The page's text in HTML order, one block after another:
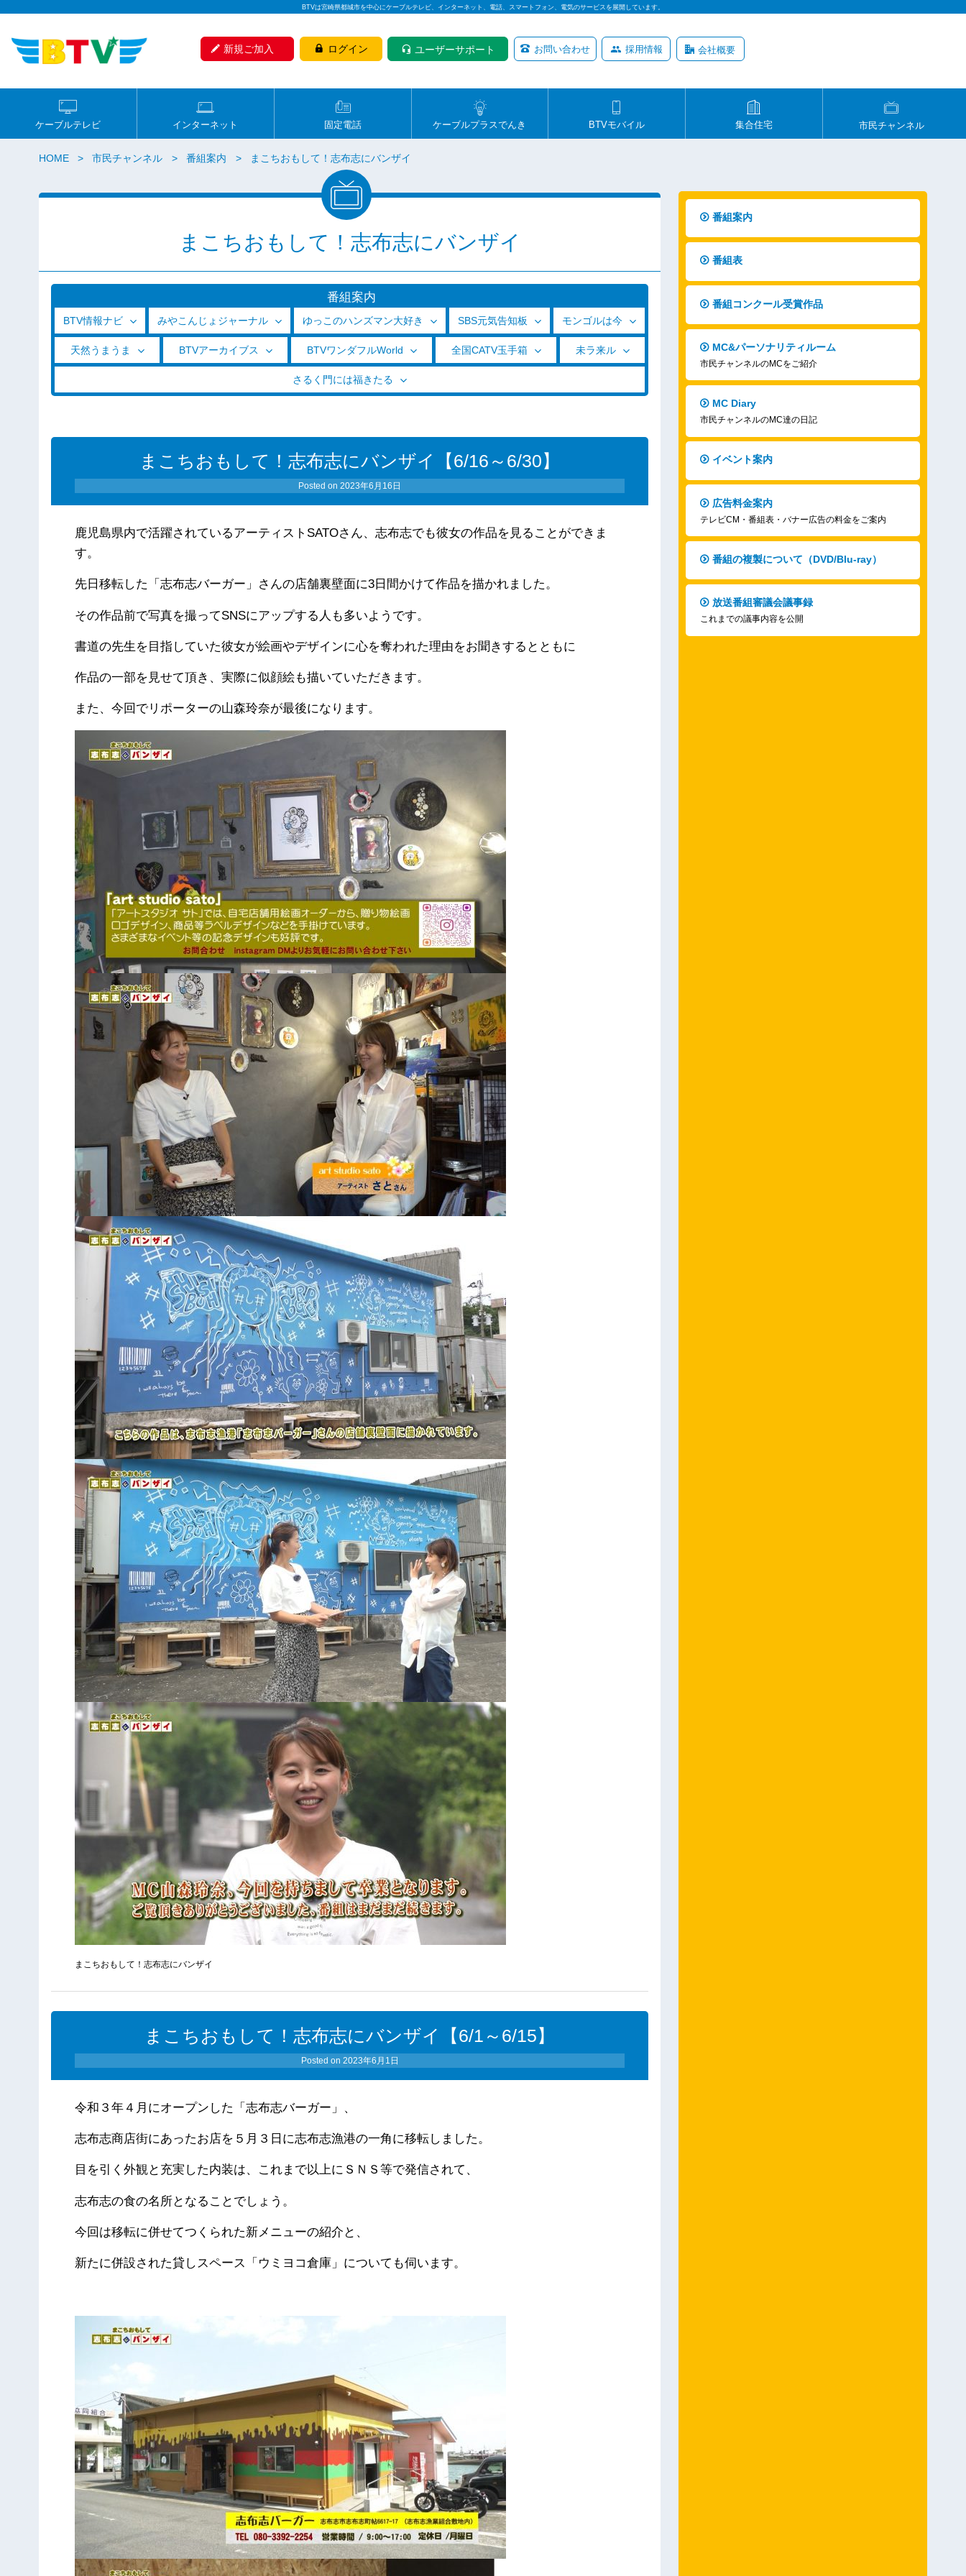
BTVは宮崎県都城市を中心にケーブルテレビ、インターネット、電話、スマートフォン、電気のサービスを展開しています。
新規ご加入 ログイン ユーザーサポート お問い合わせ 採用情報 会社概要
ケーブルテレビ インターネット 固定電話 ケーブルプラスでんき BTVモバイル 集合住宅 市民チャンネル
HOME 市民チャンネル 番組案内 まこちおもして！志布志にバンザイ
まこちおもして！志布志にバンザイ
番組案内
BTV情報ナビ みやこんじょジャーナル ゆっこのハンズマン大好き SBS元気告知板 モンゴルは今
天然うまうま BTVアーカイブス BTVワンダフルWorld 全国CATV玉手箱 未ラ来ル
さるく門には福きたる
まこちおもして！志布志にバンザイ【6/16～6/30】
Posted on2023年6月16日
鹿児島県内で活躍されているアーティストSATOさん、志布志でも彼女の作品を見ることができま
す。
先日移転した「志布志バーガー」さんの店舗裏壁面に3日間かけて作品を描かれました。
その作品前で写真を撮ってSNSにアップする人も多いようです。
書道の先生を目指していた彼女が絵画やデザインに心を奪われた理由をお聞きするとともに
作品の一部を見せて頂き、実際に似顔絵も描いていただきます。
また、今回でリポーターの山森玲奈が最後になります。
まこちおもして！志布志にバンザイ
まこちおもして！志布志にバンザイ【6/1～6/15】
Posted on 2023年6月1日
令和３年４月にオープンした「志布志バーガー」、
志布志商店街にあったお店を５月３日に志布志漁港の一角に移転しました。
目を引く外観と充実した内装は、これまで以上にＳＮＳ等で発信されて、
志布志の食の名所となることでしょう。
今回は移転に併せてつくられた新メニューの紹介と、
新たに併設された貸しスペース「ウミヨコ倉庫」についても伺います。
番組案内
番組表
番組コンクール受賞作品
MC&パーソナリティルーム
市民チャンネルのMCをご紹介
MC Diary
市民チャンネルのMC達の日記
イベント案内
広告料金案内
テレビCM・番組表・バナー広告の料金をご案内
番組の複製について（DVD/Blu-ray）
放送番組審議会議事録
これまでの議事内容を公開